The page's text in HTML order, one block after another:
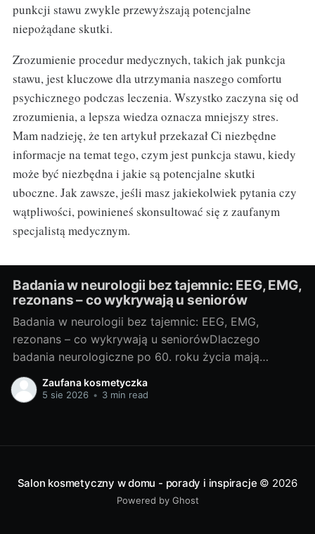
punkcji stawu zwykle przewyższają potencjalne
niepożądane skutki.
Zrozumienie procedur medycznych, takich jak punkcja
stawu, jest kluczowe dla utrzymania naszego comfortu
psychicznego podczas leczenia. Wszystko zaczyna się od
zrozumienia, a lepsza wiedza oznacza mniejszy stres.
Mam nadzieję, że ten artykuł przekazał Ci niezbędne
informacje na temat tego, czym jest punkcja stawu, kiedy
może być niezbędna i jakie są potencjalne skutki
uboczne. Jak zawsze, jeśli masz jakiekolwiek pytania czy
wątpliwości, powinieneś skonsultować się z zaufanym
specjalistą medycznym.
Badania w neurologii bez tajemnic: EEG, EMG,
rezonans – co wykrywają u seniorów
Badania w neurologii bez tajemnic: EEG, EMG,
rezonans – co wykrywają u seniorówDlaczego
badania neurologiczne po 60. roku życia mają
znaczenieJako blogerka, ale i miłośniczka rzetelnej
wiedzy medycznej, często widzę, że u osób po 60.
szybka diagnoza pozwala
Zaufana kosmetyczka
5 sie 2026 • 3 min read
Salon kosmetyczny w domu - porady i inspiracje © 2026
Powered by Ghost